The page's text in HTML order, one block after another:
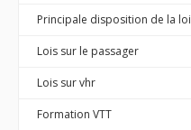
Principale disposition de la loi
Lois sur le passager
Lois sur vhr
Formation VTT